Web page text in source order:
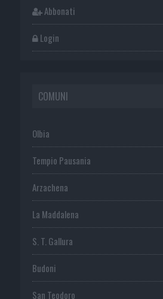
Abbonati
Login
COMUNI
Olbia
Tempio Pausania
Arzachena
La Maddalena
S. T. Gallura
Budoni
San Teodoro